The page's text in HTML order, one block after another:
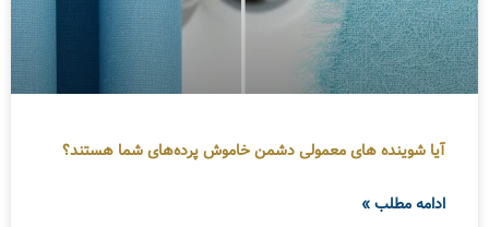
آیا شوینده های معمولی دشمن خاموش پرده‌های شما هستند؟
ادامه مطلب »